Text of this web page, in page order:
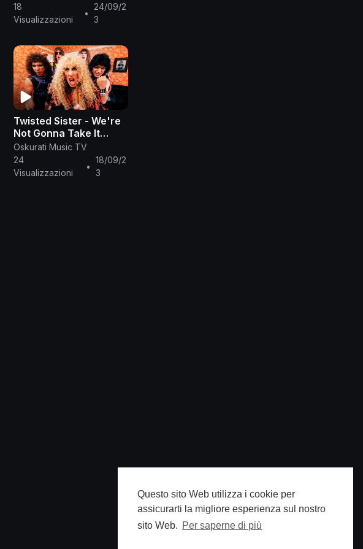
Questo sito Web utilizza i cookie per
assicurarti la migliore esperienza sul nostro
sito Web. Per saperne di più
18
Visualizzazioni
•
24/09/2
3
Twisted Sister - We're
Not Gonna Take It
(Official Music Video)
Oskurati Music TV
24
Visualizzazioni
•
18/09/2
3